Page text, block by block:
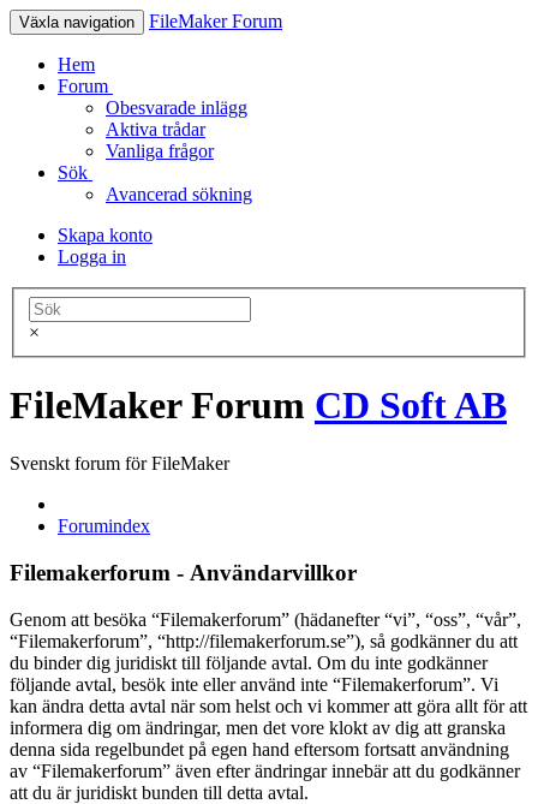
Växla navigation FileMaker Forum
Hem
Forum
Obesvarade inlägg
Aktiva trådar
Vanliga frågor
Sök
Avancerad sökning
Skapa konto
Logga in
×
FileMaker Forum CD Soft AB
Svenskt forum för FileMaker
Forumindex
Filemakerforum - Användarvillkor
Genom att besöka “Filemakerforum” (hädanefter “vi”, “oss”, “vår”,
“Filemakerforum”, “http://filemakerforum.se”), så godkänner du att
du binder dig juridiskt till följande avtal. Om du inte godkänner
följande avtal, besök inte eller använd inte “Filemakerforum”. Vi
kan ändra detta avtal när som helst och vi kommer att göra allt för att
informera dig om ändringar, men det vore klokt av dig att granska
denna sida regelbundet på egen hand eftersom fortsatt användning
av “Filemakerforum” även efter ändringar innebär att du godkänner
att du är juridiskt bunden till detta avtal.